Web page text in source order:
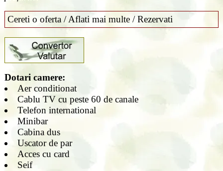
Cereti o oferta / Aflati mai multe / Rezervati
Dotari camere:
Aer conditionat
Cablu TV cu peste 60 de canale
Telefon international
Minibar
Cabina dus
Uscator de par
Acces cu card
Seif